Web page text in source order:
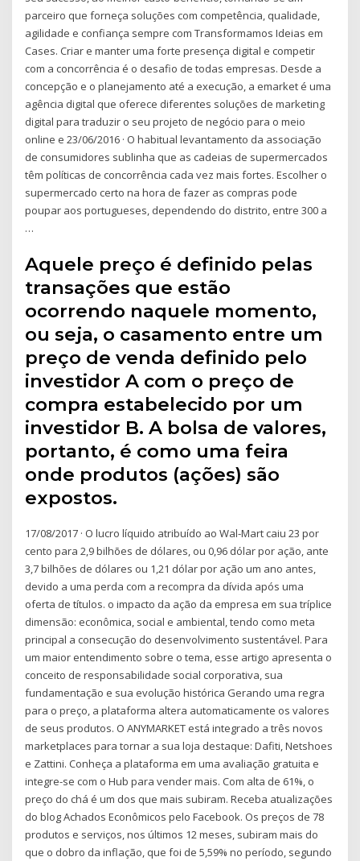
parceiro que forneça soluções com competência, qualidade,
agilidade e confiança sempre com Transformamos Ideias em
Cases. Criar e manter uma forte presença digital e competir
com a concorrência é o desafio de todas empresas. Desde a
concepção e o planejamento até a execução, a emarket é uma
agência digital que oferece diferentes soluções de marketing
digital para traduzir o seu projeto de negócio para o meio
online e 23/06/2016 · O habitual levantamento da associação
de consumidores sublinha que as cadeias de supermercados
têm políticas de concorrência cada vez mais fortes. Escolher o
supermercado certo na hora de fazer as compras pode
poupar aos portugueses, dependendo do distrito, entre 300 a
…
Aquele preço é definido pelas
transações que estão
ocorrendo naquele momento,
ou seja, o casamento entre um
preço de venda definido pelo
investidor A com o preço de
compra estabelecido por um
investidor B. A bolsa de valores,
portanto, é como uma feira
onde produtos (ações) são
expostos.
17/08/2017 · O lucro líquido atribuído ao Wal-Mart caiu 23 por
cento para 2,9 bilhões de dólares, ou 0,96 dólar por ação, ante
3,7 bilhões de dólares ou 1,21 dólar por ação um ano antes,
devido a uma perda com a recompra da dívida após uma
oferta de títulos. o impacto da ação da empresa em sua tríplice
dimensão: econômica, social e ambiental, tendo como meta
principal a consecução do desenvolvimento sustentável. Para
um maior entendimento sobre o tema, esse artigo apresenta o
conceito de responsabilidade social corporativa, sua
fundamentação e sua evolução histórica Gerando uma regra
para o preço, a plataforma altera automaticamente os valores
de seus produtos. O ANYMARKET está integrado a três novos
marketplaces para tornar a sua loja destaque: Dafiti, Netshoes
e Zattini. Conheça a plataforma em uma avaliação gratuita e
integre-se com o Hub para vender mais. Com alta de 61%, o
preço do chá é um dos que mais subiram. Receba atualizações
do blog Achados Econômicos pelo Facebook. Os preços de 78
produtos e serviços, nos últimos 12 meses, subiram mais do
que o dobro da inflação, que foi de 5,59% no período, segundo